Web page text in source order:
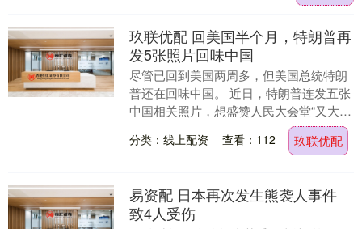
玖联优配 回美国半个月，特朗普再
发5张照片回味中国
尽管已回到美国两周多，但美国总统特朗
普还在回味中国。 近日，特朗普连发五张
中国相关照片，想盛赞人民大会堂“又大又
漂亮”。 不过，特朗普把人民大会堂的名
字写错了，....
分类：线上配资 查看：112 玖联优配
易资配 日本再次发生熊袭人事件
致4人受伤